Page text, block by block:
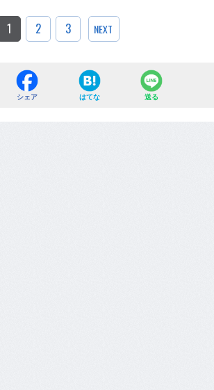
1 2 3 NEXT
シェア はてな 送る